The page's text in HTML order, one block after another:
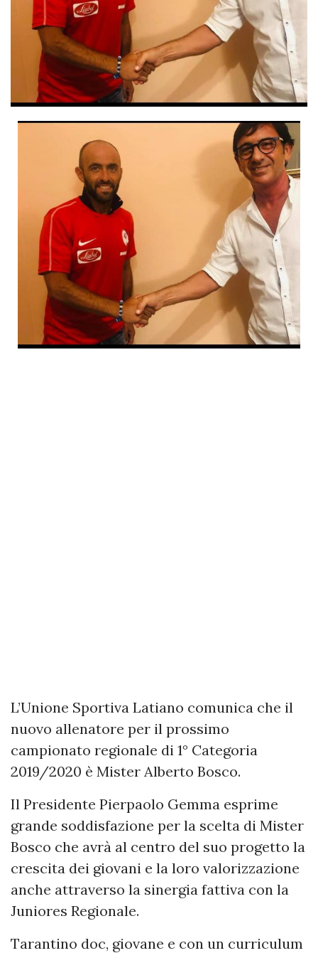
L’Unione Sportiva Latiano comunica che il
nuovo allenatore per il prossimo
campionato regionale di 1° Categoria
2019/2020 è Mister Alberto Bosco.
Il Presidente Pierpaolo Gemma esprime
grande soddisfazione per la scelta di Mister
Bosco che avrà al centro del suo progetto la
crescita dei giovani e la loro valorizzazione
anche attraverso la sinergia fattiva con la
Juniores Regionale.
Tarantino doc, giovane e con un curriculum